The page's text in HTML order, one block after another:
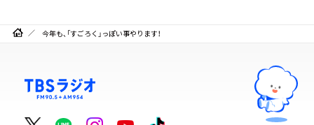
今年も、「すごろく」っぽい事やります！